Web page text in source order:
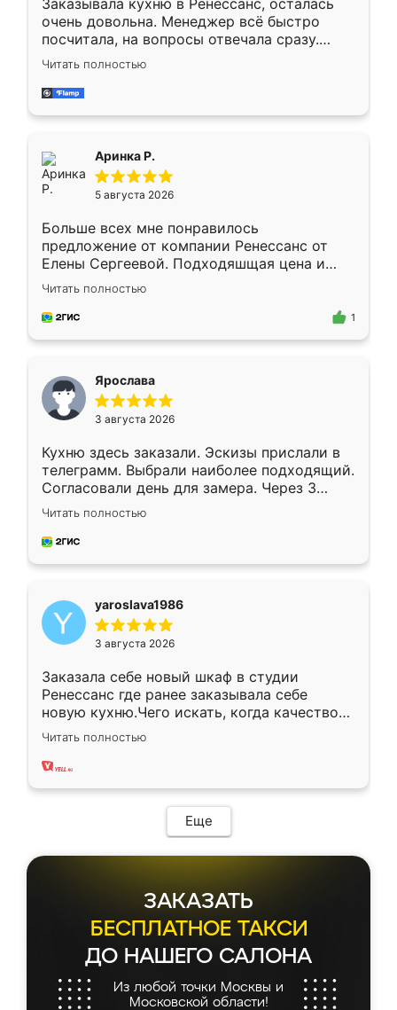
Заказывала кухню в Ренессанс, осталась
очень довольна. Менеджер всё быстро
посчитала, на вопросы отвечала сразу.
Замерщик приехал в субботу, подошёл к
делу со всей ответственностью. Собрали
за день, ребята работали аккуратно, даже
Читать полностью
Аринка Р.
5 августа 2026
Больше всех мне понравилось
предложение от компании Ренессанс от
Елены Сергеевой. Подходяшщая цена и
короткие сроки изготовления. Приехавший
для замера сотрудник Владислав
предложил по моему эскизу самый
Читать полностью
1
Ярослава
3 августа 2026
Кухню здесь заказали. Эскизы прислали в
телеграмм. Выбрали наиболее подходящий.
Согласовали день для замера. Через 3
недели кухня была уже готова. Остались
довольны работой. Спасибо Ренессанс
мебель за качественную работу!
Читать полностью
yaroslava1986
3 августа 2026
Заказала себе новый шкаф в студии
Ренессанс где ранее заказывала себе
новую кухню.Чего искать, когда качеством
вполне довольна. Служит кухня уже почти
два года, нареканий нет.
Читать полностью
Еще
ЗАКАЗАТЬ
БЕСПЛАТНОЕ ТАКСИ
ДО НАШЕГО САЛОНА
Из любой точки Москвы и
Московской области!